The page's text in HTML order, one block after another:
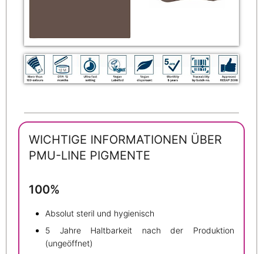
WICHTIGE INFORMATIONEN ÜBER
PMU-LINE PIGMENTE
100%
Absolut steril und hygienisch
5 Jahre Haltbarkeit nach der Produktion
(ungeöffnet)